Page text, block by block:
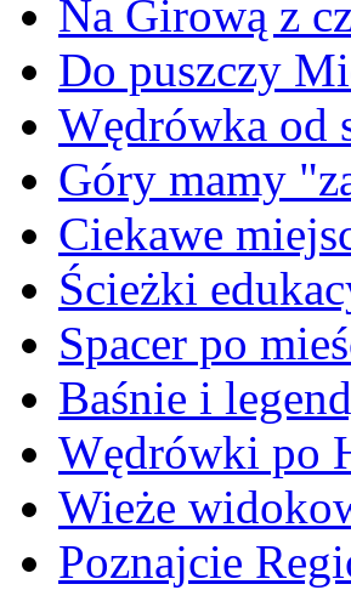
Na Girową z
Do puszczy
Wędrówka od
Góry mamy
Ciekawe
Ścieżki
Spacer po
Baśnie i
Wędrówki po
Wieże
Poznajcie